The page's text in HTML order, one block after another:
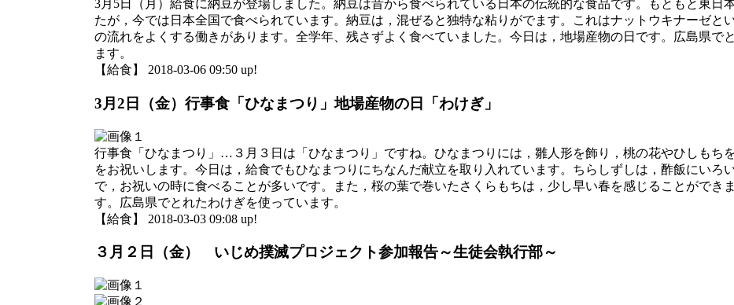
3月5日（月）給食に納豆が登場しました。納豆は昔から食べられている日本の伝統的な食品です。もともと東日
たが，今では日本全国で食べられています。納豆は，混ぜると独特な粘りがでます。これはナットウキナーゼと
の流れをよくする働きがあります。全学年、残さずよく食べていました。今日は，地場産物の日です。広島県で
ます。
【給食】 2018-03-06 09:50 up!
3月2日（金）行事食「ひなまつり」地場産物の日「わけぎ」
行事食「ひなまつり」…３月３日は「ひなまつり」ですね。ひなまつりには，雛人形を飾り，桃の花やひしもち
をお祝いします。今日は，給食でもひなまつりにちなんだ献立を取り入れています。ちらしずしは，酢飯にいろ
で，お祝いの時に食べることが多いです。また，桜の葉で巻いたさくらもちは，少し早い春を感じることができ
す。広島県でとれたわけぎを使っています。
【給食】 2018-03-03 09:08 up!
３月２日（金） いじめ撲滅プロジェクト参加報告～生徒会執行部～